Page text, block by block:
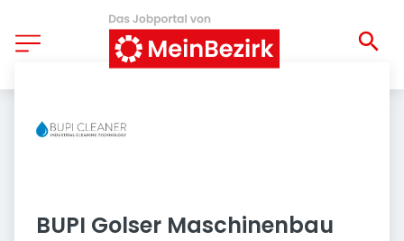
BUPI Golser Maschinenbau